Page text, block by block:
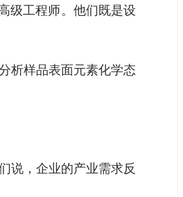
级工程师。他们既是设
析样品表面元素化学态
说，企业的产业需求反